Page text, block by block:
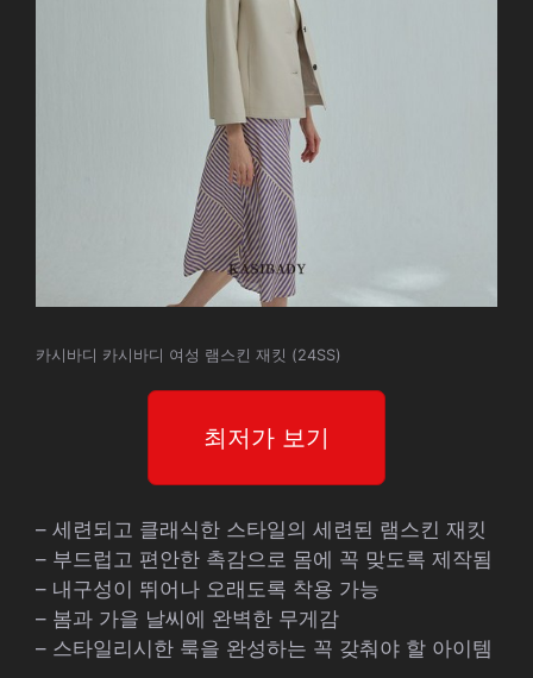
카시바디 카시바디 여성 램스킨 재킷 (24SS)
최저가 보기
– 세련되고 클래식한 스타일의 세련된 램스킨 재킷
– 부드럽고 편안한 촉감으로 몸에 꼭 맞도록 제작됨
– 내구성이 뛰어나 오래도록 착용 가능
– 봄과 가을 날씨에 완벽한 무게감
– 스타일리시한 룩을 완성하는 꼭 갖춰야 할 아이템